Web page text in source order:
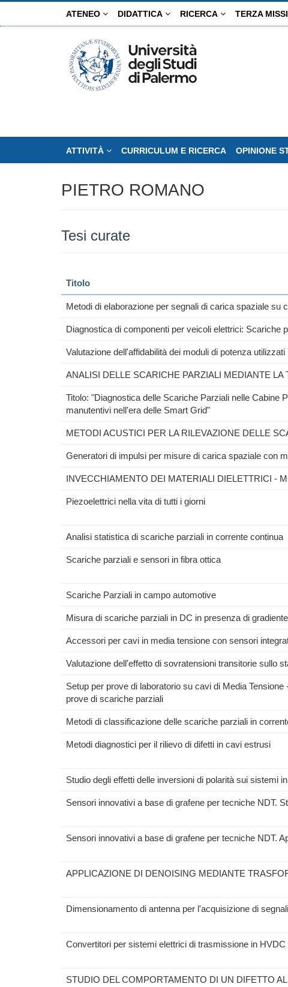
ATENEO DIDATTICA RICERCA TERZA
ATTIVITÀ CURRICULUM E RICERCA OPINIONE
PIETRO ROMANO
Tesi curate
Titolo
Metodi di elaborazione per segnali di carica spaziale su
Diagnostica di componenti per veicoli elettrici: Scariche
Valutazione dell'affidabilità dei moduli di potenza
ANALISI DELLE SCARICHE PARZIALI MEDIANTE LA
Titolo: "Diagnostica delle Scariche Parziali nelle Cabine
manutentivi nell'era delle Smart Grid"
METODI ACUSTICI PER LA RILEVAZIONE DELLE
Generatori di impulsi per misure di carica spaziale con
INVECCHIAMENTO DEI MATERIALI DIELETTRICI -
Piezoelettrici nella vita di tutti i giorni
Analisi statistica di scariche parziali in corrente continua
Scariche parziali e sensori in fibra ottica
Scariche Parziali in campo automotive
Misura di scariche parziali in DC in presenza di
Accessori per cavi in media tensione con sensori
Valutazione dell'effetto di sovratensioni transitorie sullo
Setup per prove di laboratorio su cavi di Media
prove di scariche parziali
Metodi di classificazione delle scariche parziali in
Metodi diagnostici per il rilievo di difetti in cavi estrusi
Studio degli effetti delle inversioni di polarità sui sistemi
Sensori innovativi a base di grafene per tecniche NDT.
Sensori innovativi a base di grafene per tecniche NDT.
APPLICAZIONE DI DENOISING MEDIANTE
Dimensionamento di antenna per l'acquisizione di
Convertitori per sistemi elettrici di trasmissione in HVDC
STUDIO DEL COMPORTAMENTO DI UN DIFETTO